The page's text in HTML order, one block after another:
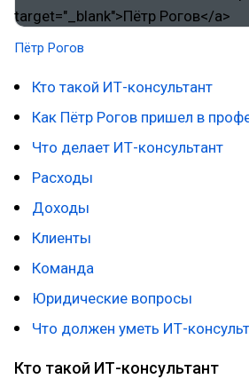
Пётр Рогов
Кто такой ИТ-консультант
Как Пётр Рогов пришел в
Что делает ИТ-консультант
Расходы
Доходы
Клиенты
Команда
Юридические вопросы
Что должен уметь ИТ-
Кто такой ИТ-консультант